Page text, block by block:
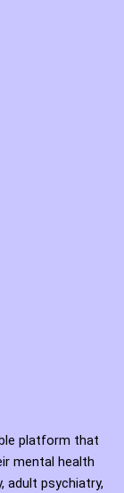
platform that
mental health
adult psychiatry,